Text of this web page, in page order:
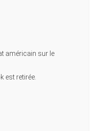
américain sur le
est retirée.